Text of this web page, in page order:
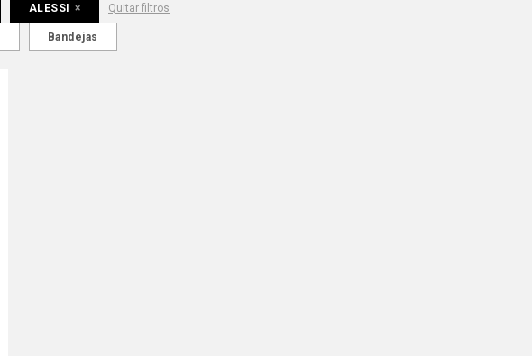
ALESSI Quitar filtros
Bandejas